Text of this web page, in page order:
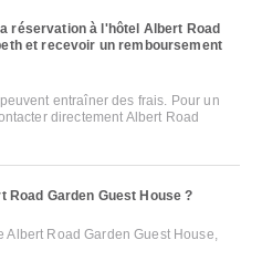
réservation à l'hôtel Albert Road
et recevoir un remboursement
entraîner des frais. Pour un
directement Albert Road
Road Garden Guest House ?
Albert Road Garden Guest House,